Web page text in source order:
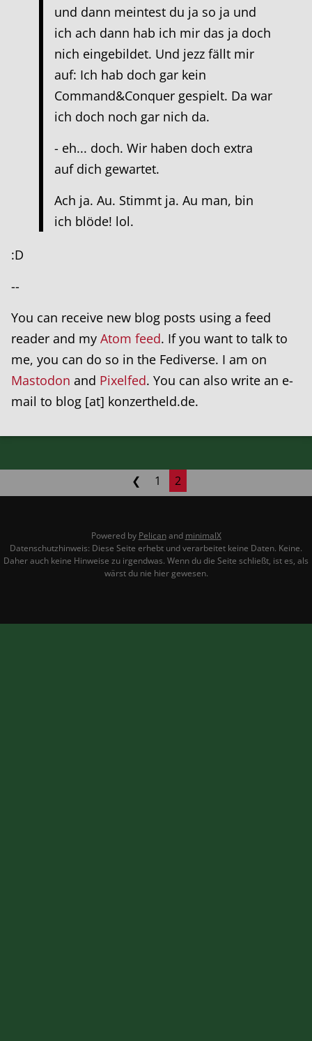
und dann meintest du ja so ja und
ich ach dann hab ich mir das ja doch
nich eingebildet. Und jezz fällt mir
auf: Ich hab doch gar kein
Command&Conquer gespielt. Da war
ich doch noch gar nich da.
- eh... doch. Wir haben doch extra
auf dich gewartet.
Ach ja. Au. Stimmt ja. Au man, bin
ich blöde! lol.
:D
--
You can receive new blog posts using a feed
reader and my Atom feed. If you want to talk to
me, you can do so in the Fediverse. I am on
Mastodon and Pixelfed. You can also write an e-
mail to blog [at] konzertheld.de.
❮ 1 2
Powered by Pelicanand minimalX
Datenschutzhinweis: Diese Seite erhebt und verarbeitet keine Daten. Keine.
Daher auch keine Hinweise zu irgendwas. Wenn du die Seite schließt, ist es, als
wärst du nie hier gewesen.